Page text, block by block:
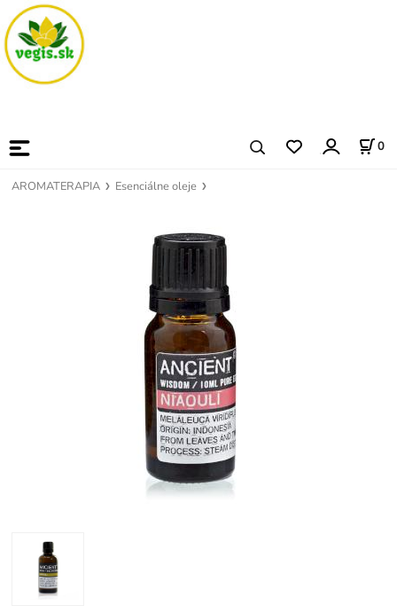
0
AROMATERAPIA Esenciálne oleje